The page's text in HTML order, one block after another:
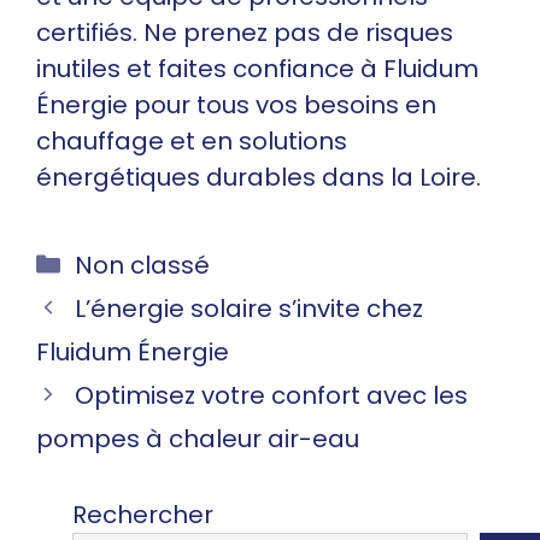
certifiés. Ne prenez pas de risques
inutiles et faites confiance à Fluidum
Énergie pour tous vos besoins en
chauffage et en solutions
énergétiques durables dans la Loire.
Catégories
Non classé
L’énergie solaire s’invite chez
Fluidum Énergie
Optimisez votre confort avec les
pompes à chaleur air-eau
Rechercher